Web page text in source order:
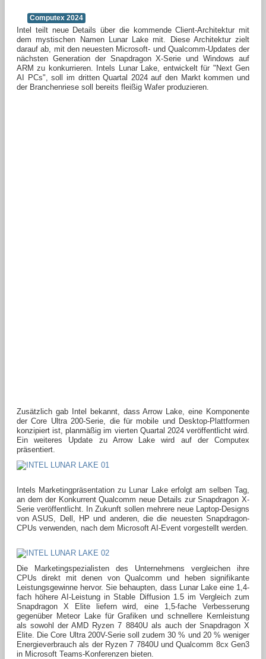
Computex 2024
Intel teilt neue Details über die kommende Client-Architektur mit
dem mystischen Namen Lunar Lake mit. Diese Architektur zielt
darauf ab, mit den neuesten Microsoft- und Qualcomm-Updates der
nächsten Generation der Snapdragon X-Serie und Windows auf
ARM zu konkurrieren. Intels Lunar Lake, entwickelt für "Next Gen
AI PCs", soll im dritten Quartal 2024 auf den Markt kommen und
der Branchenriese soll bereits fleißig Wafer produzieren.
Zusätzlich gab Intel bekannt, dass Arrow Lake, eine Komponente
der Core Ultra 200-Serie, die für mobile und Desktop-Plattformen
konzipiert ist, planmäßig im vierten Quartal 2024 veröffentlicht wird.
Ein weiteres Update zu Arrow Lake wird auf der Computex
präsentiert.
Intels Marketingpräsentation zu Lunar Lake erfolgt am selben Tag,
an dem der Konkurrent Qualcomm neue Details zur Snapdragon X-
Serie veröffentlicht. In Zukunft sollen mehrere neue Laptop-Designs
von ASUS, Dell, HP und anderen, die die neuesten Snapdragon-
CPUs verwenden, nach dem Microsoft AI-Event vorgestellt werden.
Die Marketingspezialisten des Unternehmens vergleichen ihre
CPUs direkt mit denen von Qualcomm und heben signifikante
Leistungsgewinne hervor. Sie behaupten, dass Lunar Lake eine 1,4-
fach höhere AI-Leistung in Stable Diffusion 1.5 im Vergleich zum
Snapdragon X Elite liefern wird, eine 1,5-fache Verbesserung
gegenüber Meteor Lake für Grafiken und schnellere Kernleistung
als sowohl der AMD Ryzen 7 8840U als auch der Snapdragon X
Elite. Die Core Ultra 200V-Serie soll zudem 30 % und 20 % weniger
Energieverbrauch als der Ryzen 7 7840U und Qualcomm 8cx Gen3
in Microsoft Teams-Konferenzen bieten.